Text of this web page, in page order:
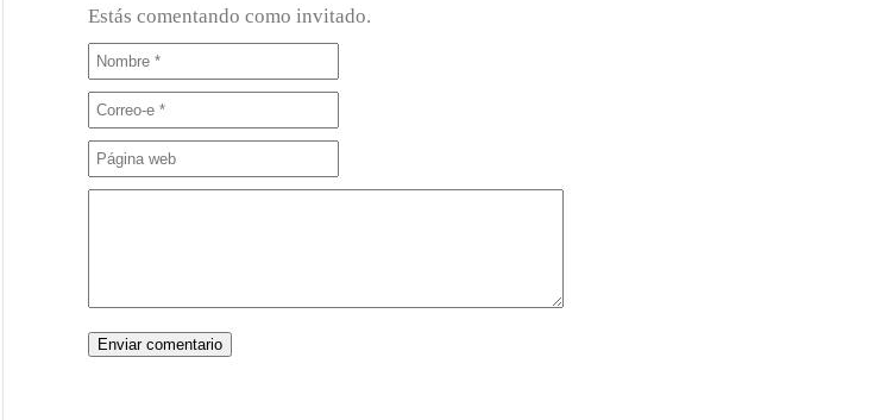
Estás comentando como invitado.